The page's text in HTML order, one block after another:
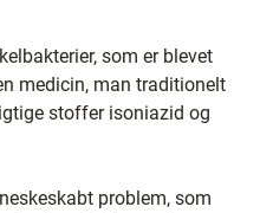
som er blevet
medicin, man traditionelt
stoffer isoniazid og
problem, som